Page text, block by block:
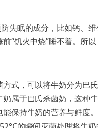
失眠的成分，比如钙、
“饥火中烧”睡不着。所
式，可以将牛奶分为巴
属于巴氏杀菌奶，这种
保持牛奶的营养与鲜度